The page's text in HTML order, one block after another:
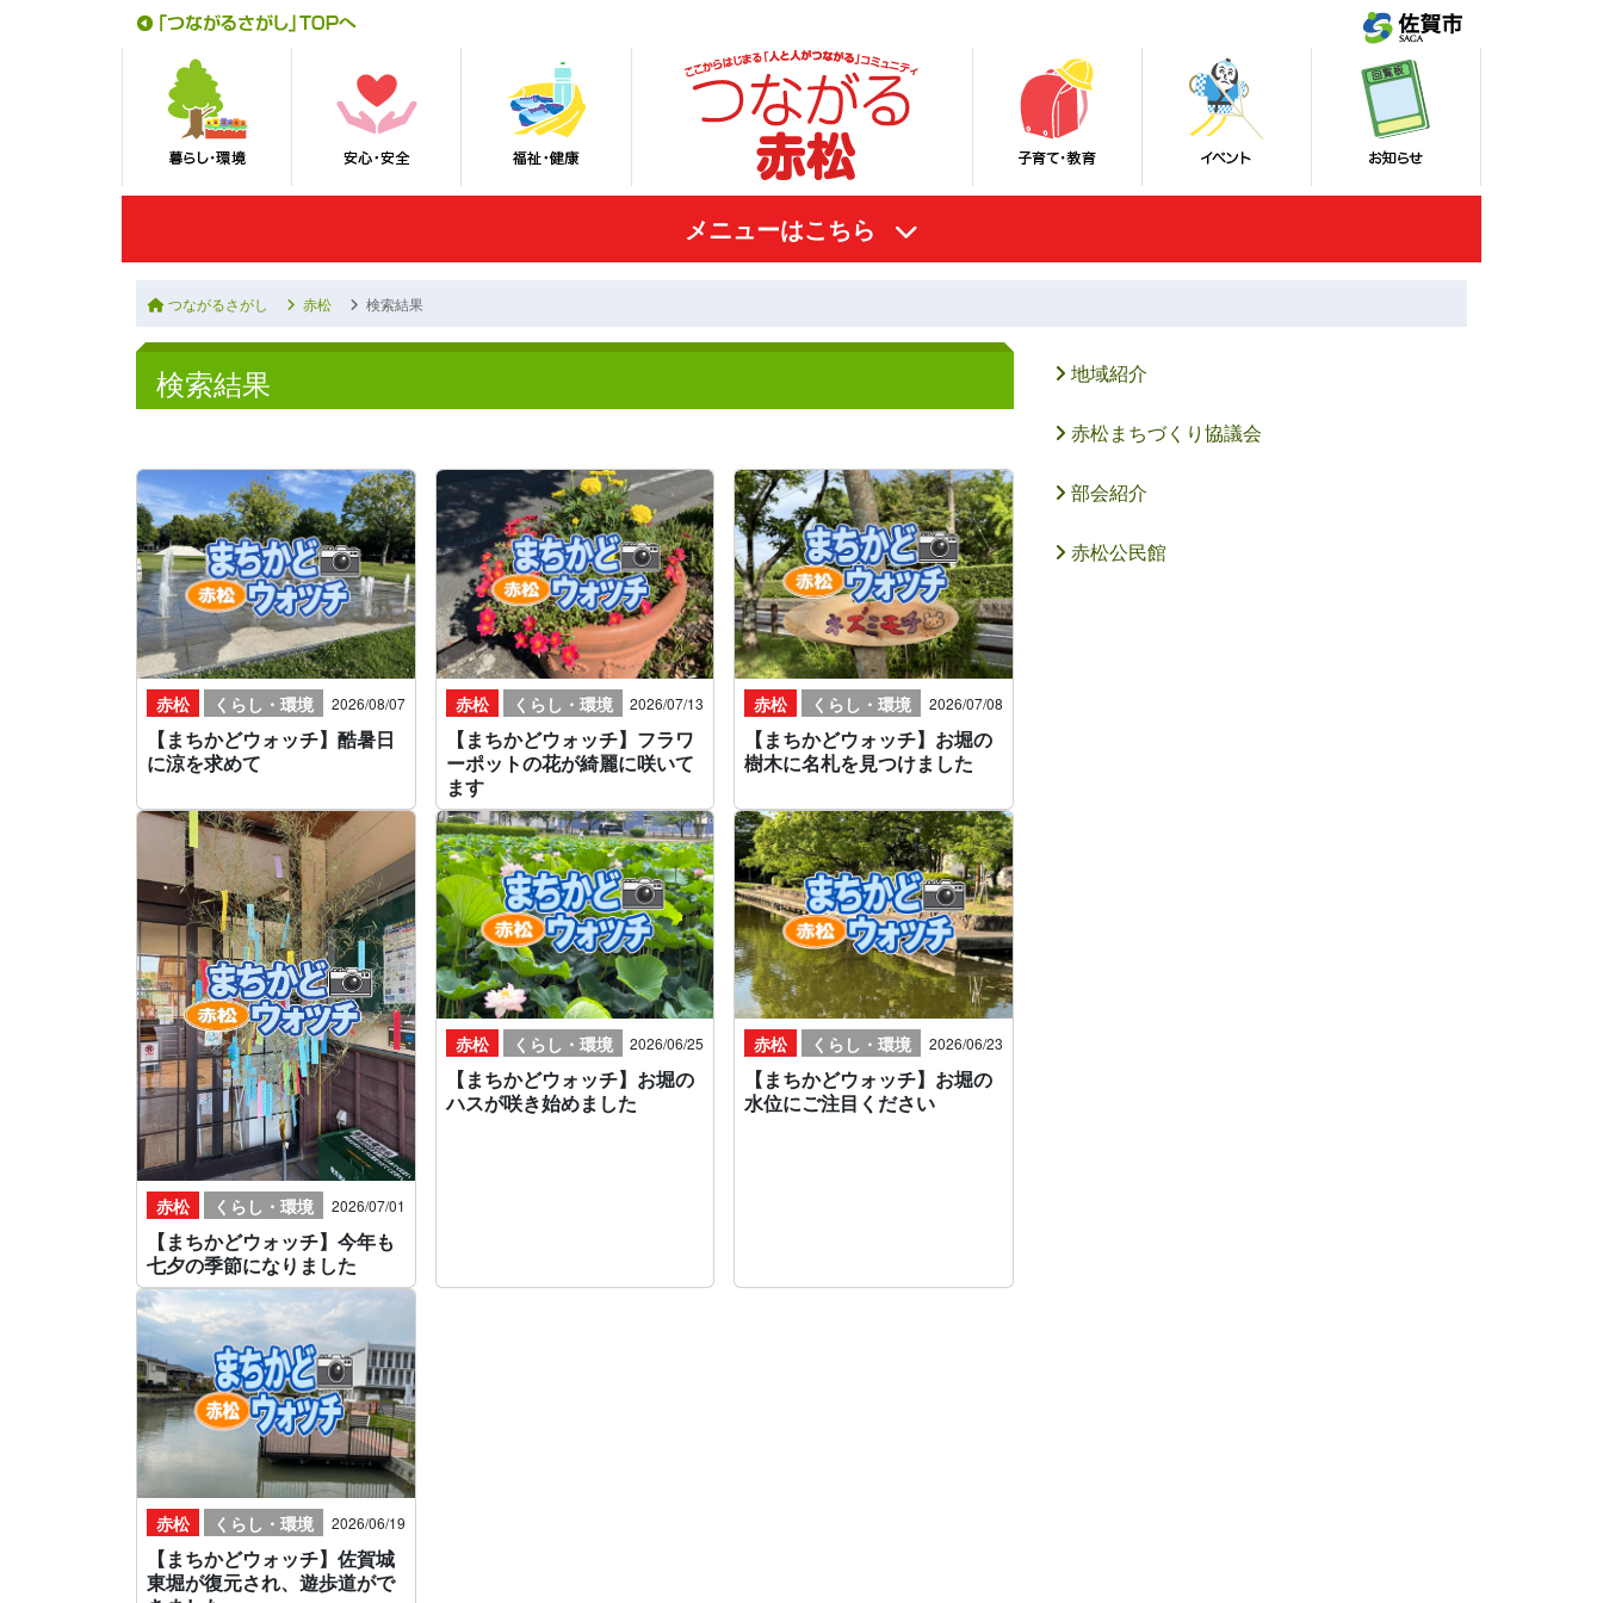
メニューはこちら
つながるさがし 赤松 検索結果
検索結果
赤松 くらし・環境 2026/08/07
【まちかどウォッチ】酷暑日
に涼を求めて
赤松 くらし・環境 2026/07/13
【まちかどウォッチ】フラワ
ーポットの花が綺麗に咲いて
ます
赤松 くらし・環境 2026/07/08
【まちかどウォッチ】お堀の
樹木に名札を見つけました
赤松 くらし・環境 2026/07/01
【まちかどウォッチ】今年も
七夕の季節になりました
赤松 くらし・環境 2026/06/25
【まちかどウォッチ】お堀の
ハスが咲き始めました
赤松 くらし・環境 2026/06/23
【まちかどウォッチ】お堀の
水位にご注目ください
赤松 くらし・環境 2026/06/19
【まちかどウォッチ】佐賀城
東堀が復元され、遊歩道がで
地域紹介
赤松まちづくり協議会
部会紹介
赤松公民館